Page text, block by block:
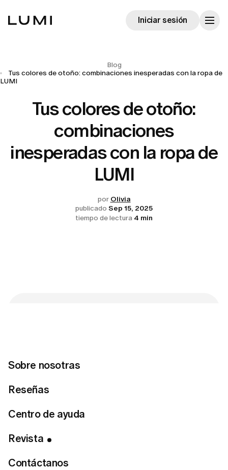
Sobre nosotras
Reseñas
Centro de ayuda
Revista
Contáctanos
Iniciar sesión
Blog
Tus colores de otoño: combinaciones inesperadas con la ropa de
LUMI
Tus colores de otoño:
combinaciones
inesperadas con la ropa de
LUMI
por Olivia
publicado Sep 15, 2025
tiempo de lectura 4 min
3. Ciruela damascena
Conecta con nosotras
¿Lista para encontrar tu estilo perfecto?